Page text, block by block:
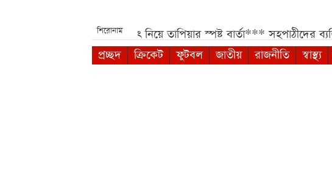
শিরোনাম
মেসির ভবিষ্যৎ নিয়ে তাপিয়ার স্পষ্ট বার্তা*** সহপাঠীদের ব্যক্তিগত ছবি
প্রচ্ছদ
ক্রিকেট ফুটবল জাতীয় রাজনীতি স্বাস্থ্য